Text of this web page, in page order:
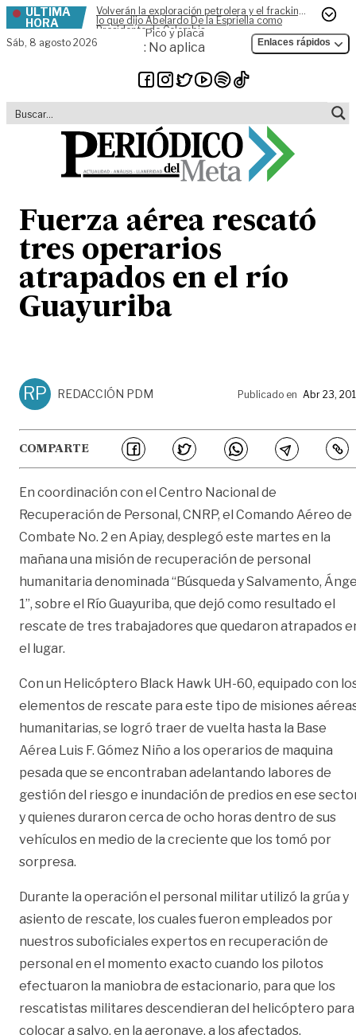
Skip to content
ÚLTIMA
HORA
Volverán la exploración petrolera y el fracking,
lo que dijo Abelardo De la Espriella como
Presidente de Colombia
Sáb, 8 agosto 2026
Pico y placa
: No aplica Enlaces rápidos
Fuerza aérea rescató
tres operarios
atrapados en el río
Guayuriba
RP REDACCIÓN PDM Publicado en Abr 23,
COMPARTE
En coordinación con el Centro Nacional de
Recuperación de Personal, CNRP, el Comando Aéreo de
Combate No. 2 en Apiay, desplegó este martes en la
mañana una misión de recuperación de personal
humanitaria denominada “Búsqueda y Salvamento,
1”, sobre el Río Guayuriba, que dejó como resultado el
rescate de tres trabajadores que quedaron atrapados
el lugar.
Con un Helicóptero Black Hawk UH-60, equipado con
elementos de rescate para este tipo de misiones
humanitarias, se logró traer de vuelta hasta la Base
Aérea Luis F. Gómez Niño a los operarios de maquina
pesada que se encontraban adelantando labores de
gestión del riesgo e inundación de predios en ese
y quienes duraron cerca de ocho horas dentro de sus
vehículos en medio de la creciente que los tomó por
sorpresa.
Durante la operación el personal militar utilizó la grúa y
asiento de rescate, los cuales fueron empleados por
nuestros suboficiales expertos en recuperación de
personal en el momento exacto cuando los pilotos
efectuaron la maniobra de estacionario, para que los
rescatistas militares descendieran del helicóptero para
colocar a salvo, en la aeronave, a los afectados.